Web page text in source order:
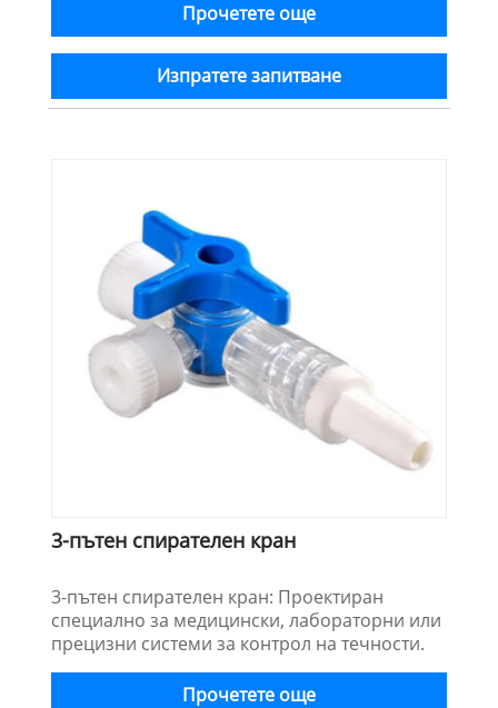
Прочетете още
Изпратете запитване
3-пътен спирателен кран
3-пътен спирателен кран: Проектиран
специално за медицински, лабораторни или
прецизни системи за контрол на течности.
Прочетете още